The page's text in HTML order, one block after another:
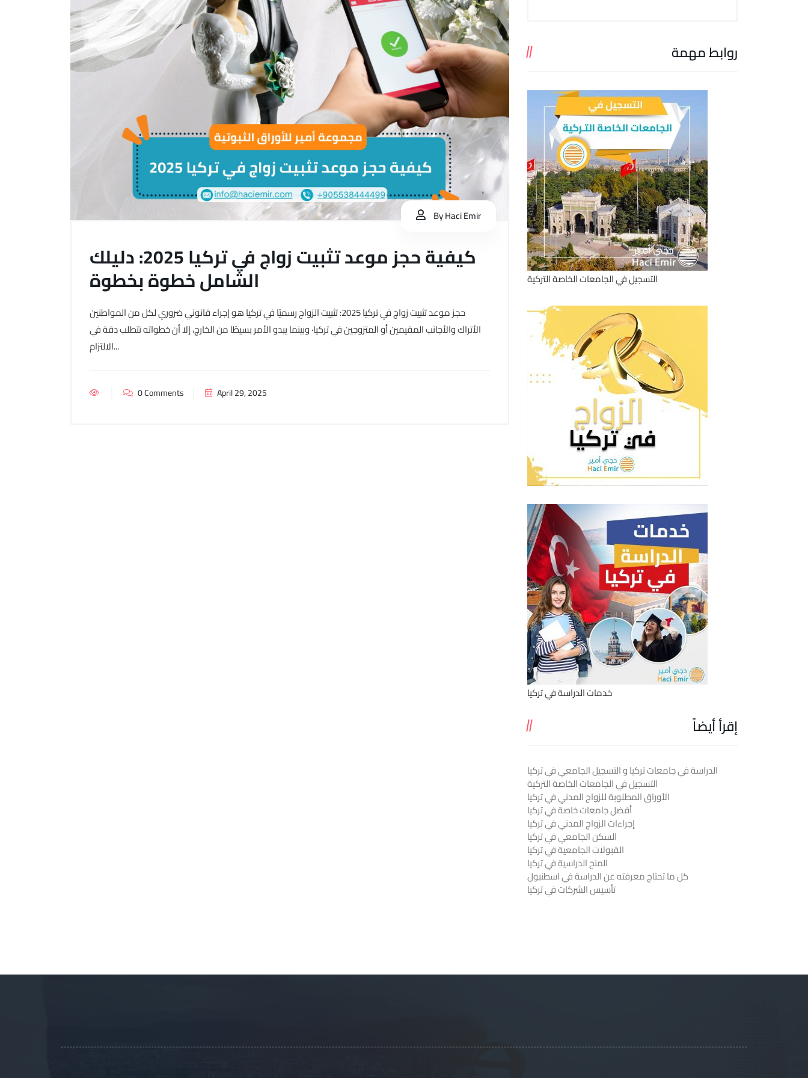
ByHaci Emir
كيفية حجز موعد تثبيت زواج في تركيا 2025: دليلك
الشامل خطوة بخطوة
حجز موعد تثبيت زواج في تركيا 2025: تثبيت الزواج رسميًا في تركيا هو إجراء قانوني ضروري لكل من المواطنين
الأتراك والأجانب المقيمين أو المتزوجين في تركيا· وبينما يبدو الأمر بسيطًا من الخارج، إلا أن خطواته تتطلب دقة في
الالتزام...
0 Comments April 29, 2025
روابط مهمة
التسجيل في الجامعات الخاصة التركية
خدمات الدراسة في تركيا
إقرأ أيضاً
الدراسة في جامعات تركيا و التسجيل الجامعي في تركيا
التسجيل في الجامعات الخاصة التركية
الأوراق المطلوبة للزواج المدني في تركيا
أفضل جامعات خاصة في تركيا
إجراءات الزواج المدني في تركيا
السكن الجامعي في تركيا
القبولات الجامعية في تركيا
المنح الدراسية في تركيا
كل ما تحتاج معرفته عن الدراسة في اسطنبول
تأسيس الشركات في تركيا